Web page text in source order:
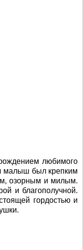
любимого
малыш был крепким
озорным и милым.
и благополучной.
гордостью и